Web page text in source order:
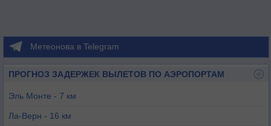
Метеонова в Telegram
ПРОГНОЗ ЗАДЕРЖЕК ВЫЛЕТОВ ПО АЭРОПОРТАМ
Эль Монте - 7 км
Ла-Верн - 16 км